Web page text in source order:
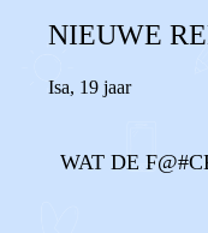
NIEUWE
Isa, 19 jaar
WAT DE